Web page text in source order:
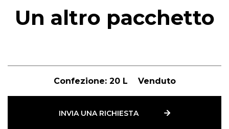
Un altro pacchetto
Confezione:20 L Venduto
INVIA UNA RICHIESTA